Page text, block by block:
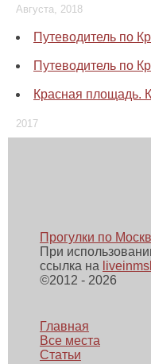
Августа, 2018
Путеводитель по
Путеводитель по
Красная площадь.
2017
Прогулки по
При
ссылка на
©2012 - 2026
Главная
Все места
Статьи